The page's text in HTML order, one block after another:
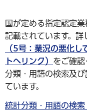
国が定める指定認定
記載されています。詳
（5号：業況の悪化し
トへリンク） をご確
分類・用語の検索及
ています。
統計分類・用語の検索